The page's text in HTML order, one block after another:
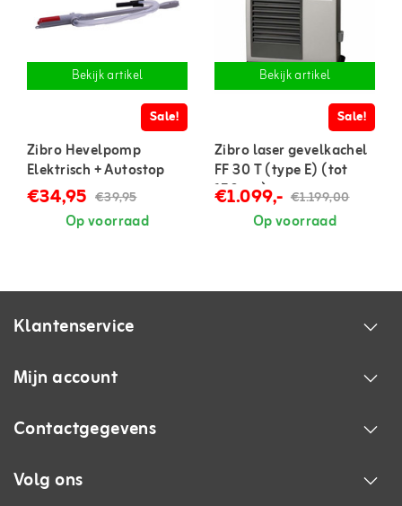
Bekijk artikel
Sale!
Zibro Hevelpomp
Elektrisch + Autostop
€34,95 €39,95
Op voorraad
Bekijk artikel
Sale!
Zibro laser gevelkachel
FF 30 T (type E) (tot
150 m³)
€1.099,- €1.199,00
Op voorraad
Klantenservice
Mijn account
Contactgegevens
Volg ons